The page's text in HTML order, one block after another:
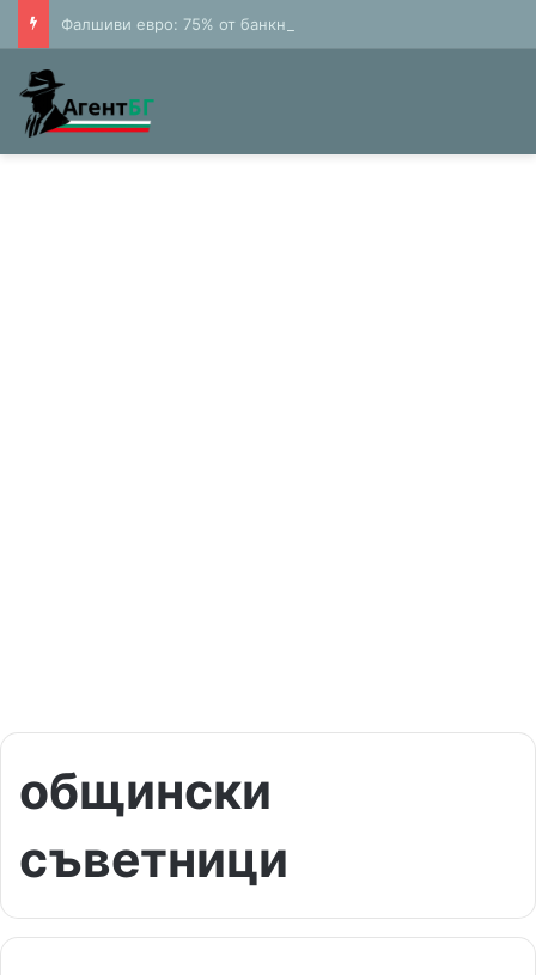
общински
съветници